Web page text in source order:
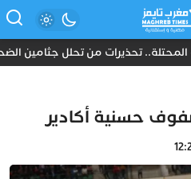
تحذيرات من تحلل جثامين الضحايا
حسنية أكادير